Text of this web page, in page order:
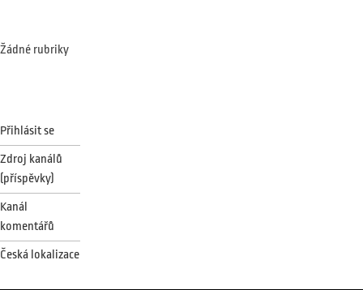
Žádné rubriky
Přihlásit se
Zdroj kanálů
(příspěvky)
Kanál
komentářů
Česká lokalizace